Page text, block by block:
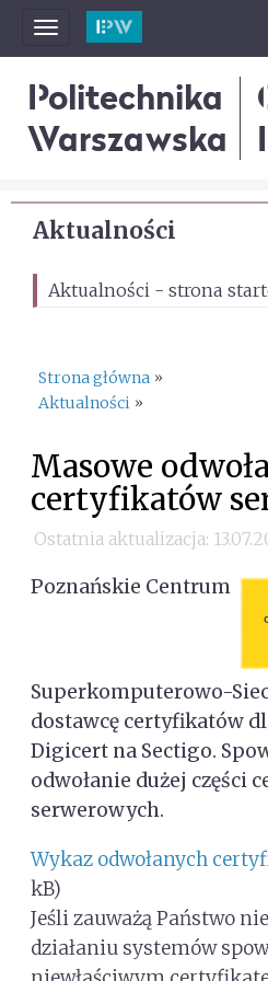
Toggle
navigation
Politechnika
Warszawska
Aktualności
Aktualności - strona
Strona główna »
Aktualności »
Masowe
certyfikatów
Ostatnia aktualizacja:
Poznańskie Centrum
Superkomputerowo-
dostawcę certyfikatów
Digicert na Sectigo.
odwołanie dużej części
serwerowych.
Wykaz odwołanych
kB)
Jeśli zauważą Państwo
działaniu systemów